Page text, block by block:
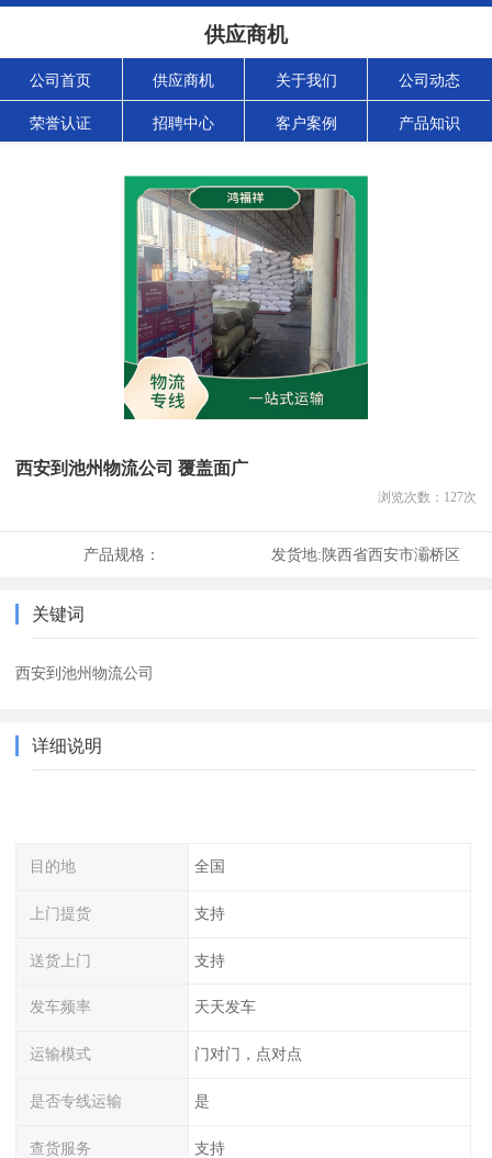
供应商机
公司首页 供应商机 关于我们 公司动态
荣誉认证 招聘中心 客户案例 产品知识
西安到池州物流公司 覆盖面广
浏览次数： 127次
产品规格： 发货地:陕西省西安市灞桥区
关键词
西安到池州物流公司
详细说明
目的地 全国
上门提货 支持
送货上门 支持
发车频率 天天发车
运输模式 门对门，点对点
是否专线运输 是
查货服务 支持